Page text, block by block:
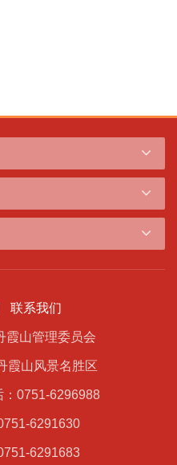
联系我们
霞山管理委员会
霞山风景名胜区
：0751-6296988
6291630
6291683